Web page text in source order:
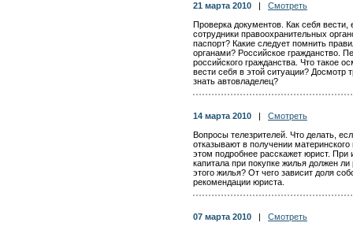
21 марта 2010
Смотреть
Проверка документов. Как себя
сотрудники правоохранительных
паспорт? Какие следует помнить
органами? Российское гражданство.
российского гражданства. Что такое
вести себя в этой ситуации? Досмотр
знать автовладелец?
14 марта 2010
Смотреть
Вопросы телезрителей. Что делать,
отказывают в получении
этом подробнее расскажет юрист. При
капитала при покупке жилья должен
этого жилья? От чего зависит доля
рекомендации юриста.
07 марта 2010
Смотреть